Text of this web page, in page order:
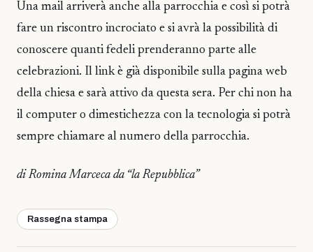
Una mail arriverà anche alla parrocchia e così si potrà
fare un riscontro incrociato e si avrà la possibilità di
conoscere quanti fedeli prenderanno parte alle
celebrazioni. Il link è già disponibile sulla pagina web
della chiesa e sarà attivo da questa sera. Per chi non ha
il computer o dimestichezza con la tecnologia si potrà
sempre chiamare al numero della parrocchia.
di Romina Marceca da “la Repubblica”
Rassegna stampa